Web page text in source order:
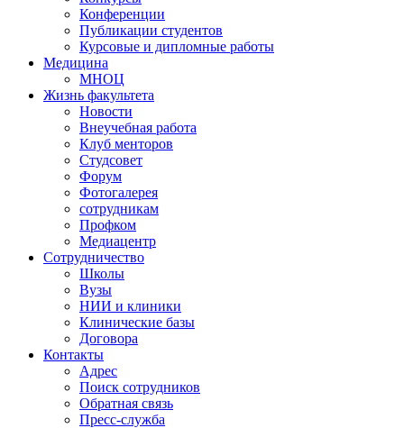
Конференции
Публикации студентов
Курсовые и дипломные работы
Медицина
МНОЦ
Жизнь факультета
Новости
Внеучебная работа
Клуб менторов
Студсовет
Форум
Фотогалерея
сотрудникам
Профком
Медиацентр
Сотрудничество
Школы
Вузы
НИИ и клиники
Клинические базы
Договора
Контакты
Адрес
Поиск сотрудников
Обратная связь
Пресс-служба